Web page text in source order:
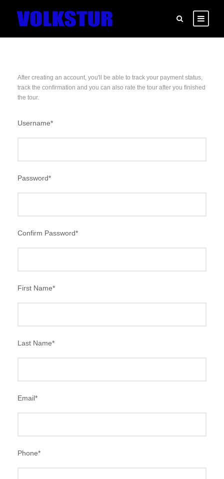
After creating an account, you'll be able to track your payment status,
track the confirmation and you can also rate the tour after you finished
the tour.
Username*
Password*
Confirm Password*
First Name*
Last Name*
Email*
Phone*